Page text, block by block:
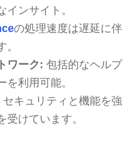
ンサイト。
の処理速度は遅延に伴
ワーク: 包括的なヘルプ
を利用可能。
セキュリティと機能を強
けています。